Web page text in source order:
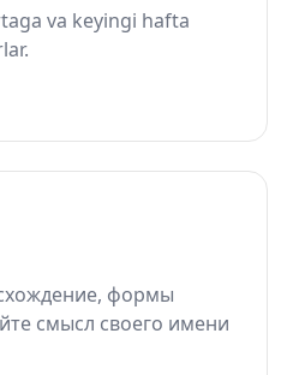
va keyingi hafta
формы
смысл своего имени